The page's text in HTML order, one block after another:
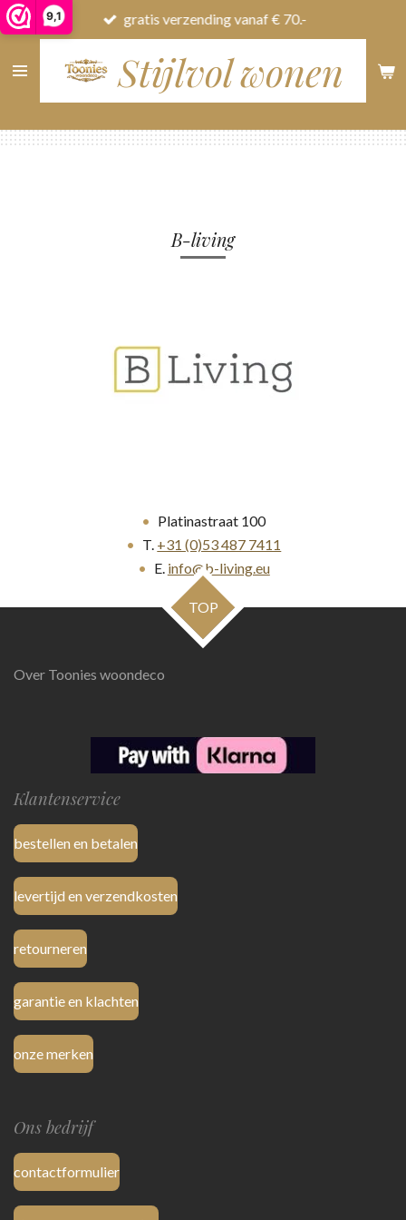
9,1
Ga
direct
naar
Stijlvol wonen
gratis verzending vanaf € 70.-
B-living
Platinastraat 100
T. +31 (0)53 487 7411
E. info@b-living.eu
TOP
Over Toonies woondeco
Klantenservice
bestellen en betalen
levertijd en verzendkosten
retourneren
garantie en klachten
onze merken
Ons bedrijf
contactformulier